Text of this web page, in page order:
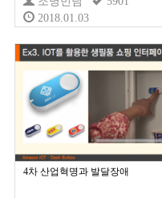
2018.01.03
4차 산업혁명과 발달장애